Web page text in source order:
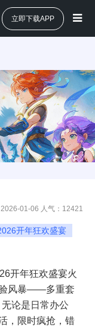
立即下载APP
01-06 人气： 12421
开年狂欢盛宴
开年狂欢盛宴火
验风暴——多重套
论是日常办公
，限时疯抢，错